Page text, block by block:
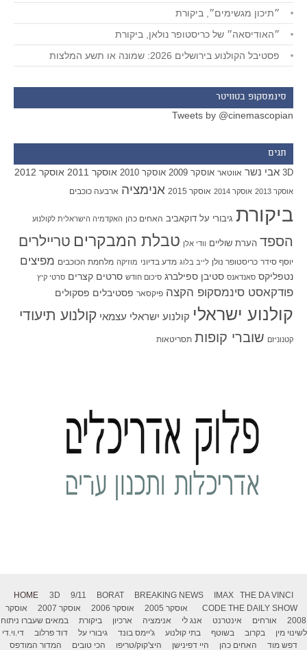
״תיכון מגשימים״, ביקורת
״האודיסאה״ של כריסטופר נולאן, ביקורת
פסטיבל הקולנוע בירושלים 2026: שמונה או תשע המלצות
סינמסקופ בטוויטר
Tweets by @cinemascopian
תגים
3D אבי נשר אווטאר אוסקר 2009 אוסקר 2010 אוסקר 2011 אוסקר 2012
אוסקר 2013 אוסקר 2014 אוסקר 2015 אנימציה ארבעה כוכבים
ביקורת גיבורי על דוקאביב האחים כהן האקדמיה הישראלית לקולנוע
הספד הערת שוליים וודי אלן טבלת המבקרים טריילרים
יוסף סידר כריסטופר נולן לייב בלוג מדע בדיוני מוזיקה מלחמת הכוכבים מפיצים
נטפליקס סאנדאנס סטיבן ספילברג סיכום חודש סרטים קצרים סרטי קיץ
פודקאסט סינמסקופ הקצה פיקסאר פסטיבלים פסקולים
קולנוע ישראלי קולנוע ישראלי עצמאי קולנוע תיעודי
קטנוניזם שוברי קופות תסריטאות
HOME 3D 9/11 BORAT BREAKING NEWS IMAX
THE DA VINCI
CODE THE DAILY SHOW אוסקר 2005 אוסקר 2006 אוסקר 2007
אוסקר
2008
אורחים אינטרנט אנג לי אנימציה ארכיון ביקורת
במאים שעברו ניתוח
לשינוי מין
בקרוב בשוטף בתי קולנוע ג'יימס בונד גיבורי על דוד פרלוב
די.וי.די
דפש מוד
האחים כהן היי דפינישן היצ'קוק/טריפו הכי טובים המדור המודפס